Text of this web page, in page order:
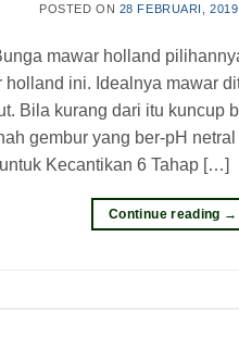
POSTED ON 28 FEBRUARI, 2019
mawar holland
ini. Idealnya mawar
Bila kurang dari itu kuncup
gembur yang ber-pH
Kecantikan 6 Tahap […]
Continue reading →